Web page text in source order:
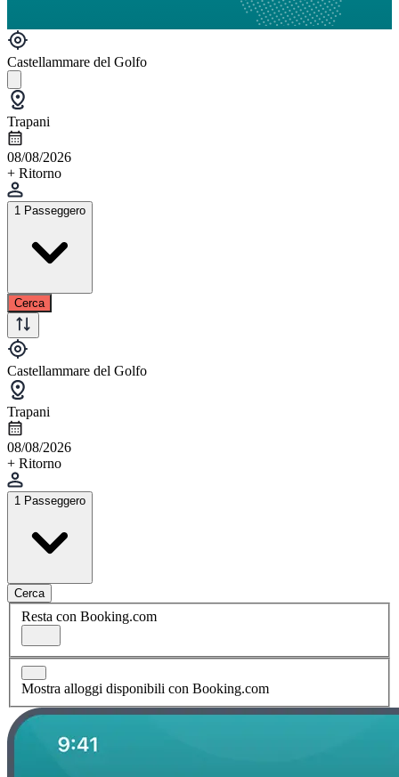
Castellammare del Golfo
Trapani
08/08/2026
+ Ritorno
1 Passeggero
Cerca
Castellammare del Golfo
Trapani
08/08/2026
+ Ritorno
1 Passeggero
Cerca
Resta con Booking.com
Mostra alloggi disponibili con Booking.com